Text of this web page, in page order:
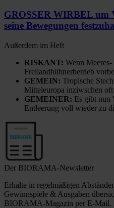
GROSSER WIRBEL um
seine Bewegungen
Außerdem im Heft
RISKANT: Wenn
Freilandhühnerbetrieb
GEMEIN: Tropische
Mitteleuropa inziwschen oft
GEMEINER: Es gibt nun
Entleerung voll wieder zu
Der BIORAMA-Newsletter
Erhalte in regelmäßigen
Gewinnspiele & Ausgaben
BIORAMA-Magazin per E-Mail.